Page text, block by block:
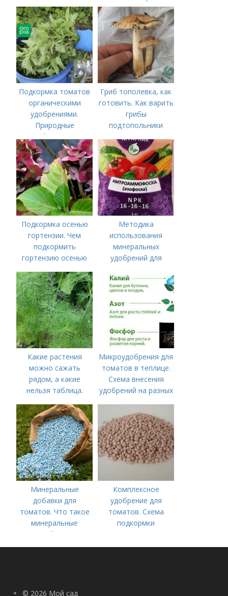
отзывы и фото
Подкормка томатов
органическими
удобрениями.
Природные
удобрения для
подкормки "по листу"
Гриб тополевка, как
готовить. Как варить
грибы
подтопольники
Подкормка осенью
гортензии. Чем
подкормить
гортензию осенью
Методика
использования
минеральных
удобрений для
Минеральное
питание
Какие растения
можно сажать
рядом, а какие
нельзя таблица.
Микроудобрения для
томатов в теплице.
Схема внесения
удобрений на разных
помидоров
Минеральные
добавки для
томатов. Что такое
минеральные
удобрения
Комплексное
удобрение для
томатов. Схема
подкормки
рассады до сбора
© 2026 Мой сад